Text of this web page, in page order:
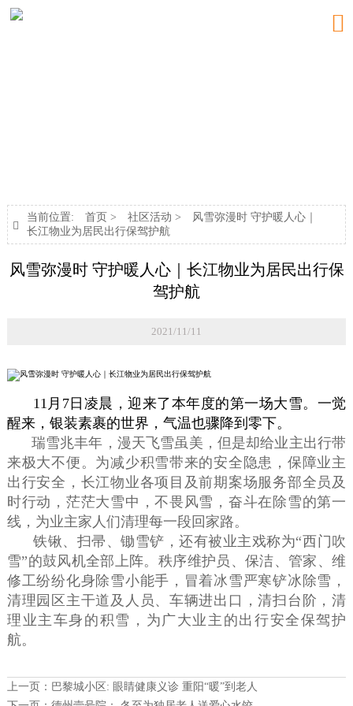


当前位置: 首页 > 社区活动 >
风雪弥漫时 守护暖人心｜
长江物业为居民出行保驾护航
风雪弥漫时 守护暖人心｜长江物业为居民出行保
驾护航
2021/11/11
11月7日凌晨，迎来了本年度的第一场大雪。一觉
醒来，银装素裹的世界，气温也骤降到零下。
瑞雪兆丰年，漫天飞雪虽美，但是却给业主出行带
来极大不便。为减少积雪带来的安全隐患，保障业主
出行安全，长江物业各项目及前期案场服务部全员及
时行动，茫茫大雪中，不畏风雪，奋斗在除雪的第一
线，为业主家人们清理每一段回家路。
铁锹、扫帚、锄雪铲，还有被业主戏称为“西门吹
雪”的鼓风机全部上阵。秩序维护员、保洁、管家、维
修工纷纷化身除雪小能手，冒着冰雪严寒铲冰除雪，
清理园区主干道及人员、车辆进出口，清扫台阶，清
理业主车身的积雪，为广大业主的出行安全保驾护
航。
上一页： 巴黎城小区: 眼睛健康义诊 重阳“暖”到老人